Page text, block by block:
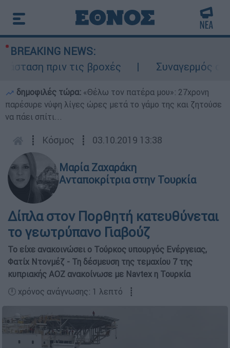
BREAKING NEWS:
πριν τις βροχές
Συναγερμός
δημοφιλές τώρα: «Θέλω τον πατέρα μου»: 27χρονη
παρέσυρε νύφη λίγες ώρες μετά το γάμο της και ζητούσε
να πάει σπίτι...
┋ Κόσμος ┋ 03.10.2019 13:38
Μαρία Ζαχαράκη
Ανταποκρίτρια στην Τουρκία
Δίπλα στον Πορθητή κατευθύνεται
το γεωτρύπανο Γιαβούζ
Το είχε ανακοινώσει ο Τούρκος υπουργός Ενέργειας,
Φατίχ Ντονμέζ - Τη δέσμευση της τεμαχίου 7 της
κυπριακής ΑΟΖ ανακοίνωσε με Navtex η Τουρκία
🕛 χρόνος ανάγνωσης: 1 λεπτό ┋